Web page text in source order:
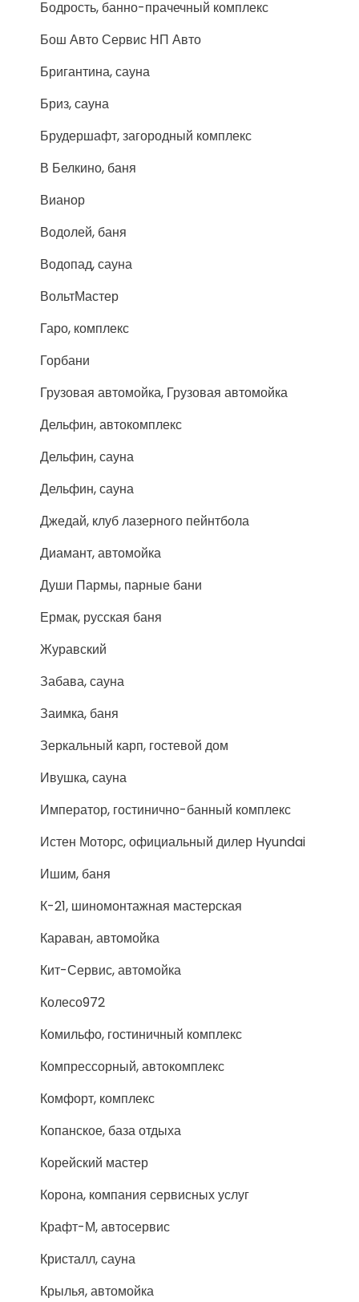
Бодрость, банно-прачечный комплекс
Бош Авто Сервис НП Авто
Бригантина, сауна
Бриз, сауна
Брудершафт, загородный комплекс
В Белкино, баня
Вианор
Водолей, баня
Водопад, сауна
ВольтМастер
Гаро, комплекс
Горбани
Грузовая автомойка, Грузовая автомойка
Дельфин, автокомплекс
Дельфин, сауна
Дельфин, сауна
Джедай, клуб лазерного пейнтбола
Диамант, автомойка
Души Пармы, парные бани
Ермак, русская баня
Журавский
Забава, сауна
Заимка, баня
Зеркальный карп, гостевой дом
Ивушка, сауна
Император, гостинично-банный комплекс
Истен Моторс, официальный дилер Hyundai
Ишим, баня
К-21, шиномонтажная мастерская
Караван, автомойка
Кит-Сервис, автомойка
Колесо972
Комильфо, гостиничный комплекс
Компрессорный, автокомплекс
Комфорт, комплекс
Копанское, база отдыха
Корейский мастер
Корона, компания сервисных услуг
Крафт-М, автосервис
Кристалл, сауна
Крылья, автомойка